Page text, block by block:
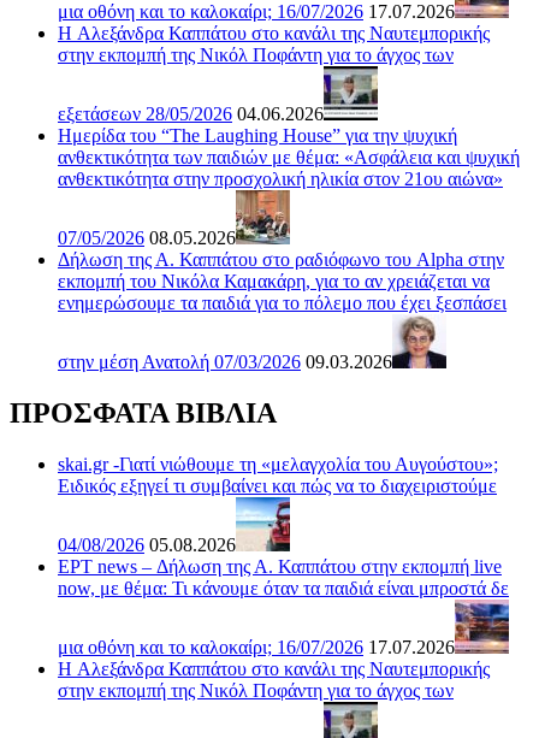
μια οθόνη και το καλοκαίρι; 16/07/2026 17.07.2026
H Αλεξάνδρα Καππάτου στο κανάλι της Ναυτεμπορικής
στην εκπομπή της Νικόλ Ποφάντη για το άγχος των
εξετάσεων 28/05/2026 04.06.2026
Ημερίδα του “The Laughing House” για την ψυχική
ανθεκτικότητα των παιδιών με θέμα: «Ασφάλεια και ψυχική
ανθεκτικότητα στην προσχολική ηλικία στον 21ου αιώνα»
07/05/2026 08.05.2026
Δήλωση της Α. Καππάτου στο ραδιόφωνο του Alpha στην
εκπομπή του Νικόλα Καμακάρη, για το αν χρειάζεται να
ενημερώσουμε τα παιδιά για το πόλεμο που έχει ξεσπάσει
στην μέση Ανατολή 07/03/2026 09.03.2026
ΠΡΟΣΦΑΤΑ ΒΙΒΛΙΑ
skai.gr -Γιατί νιώθουμε τη «μελαγχολία του Αυγούστου»;
Ειδικός εξηγεί τι συμβαίνει και πώς να το διαχειριστούμε
04/08/2026 05.08.2026
ΕΡΤ news – Δήλωση της Α. Καππάτου στην εκπομπή live
now, με θέμα: Τι κάνουμε όταν τα παιδιά είναι μπροστά δε
μια οθόνη και το καλοκαίρι; 16/07/2026 17.07.2026
H Αλεξάνδρα Καππάτου στο κανάλι της Ναυτεμπορικής
στην εκπομπή της Νικόλ Ποφάντη για το άγχος των